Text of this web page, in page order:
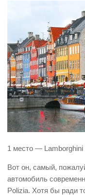
1 место — Lamborghini
Вот он, самый,
автомобиль
Polizia. Хотя бы ради